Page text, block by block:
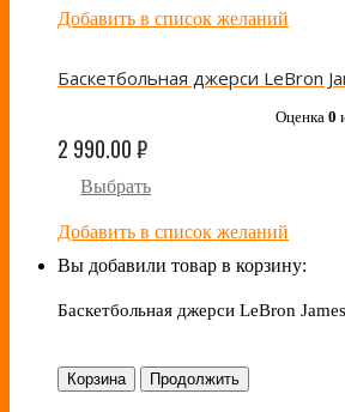
Добавить в список желаний
Оценка 0
2 990.00₽
Выбрать
Добавить в список желаний
Вы добавили товар в корзину:
Баскетбольная джерси LeBron
Корзина Продолжить